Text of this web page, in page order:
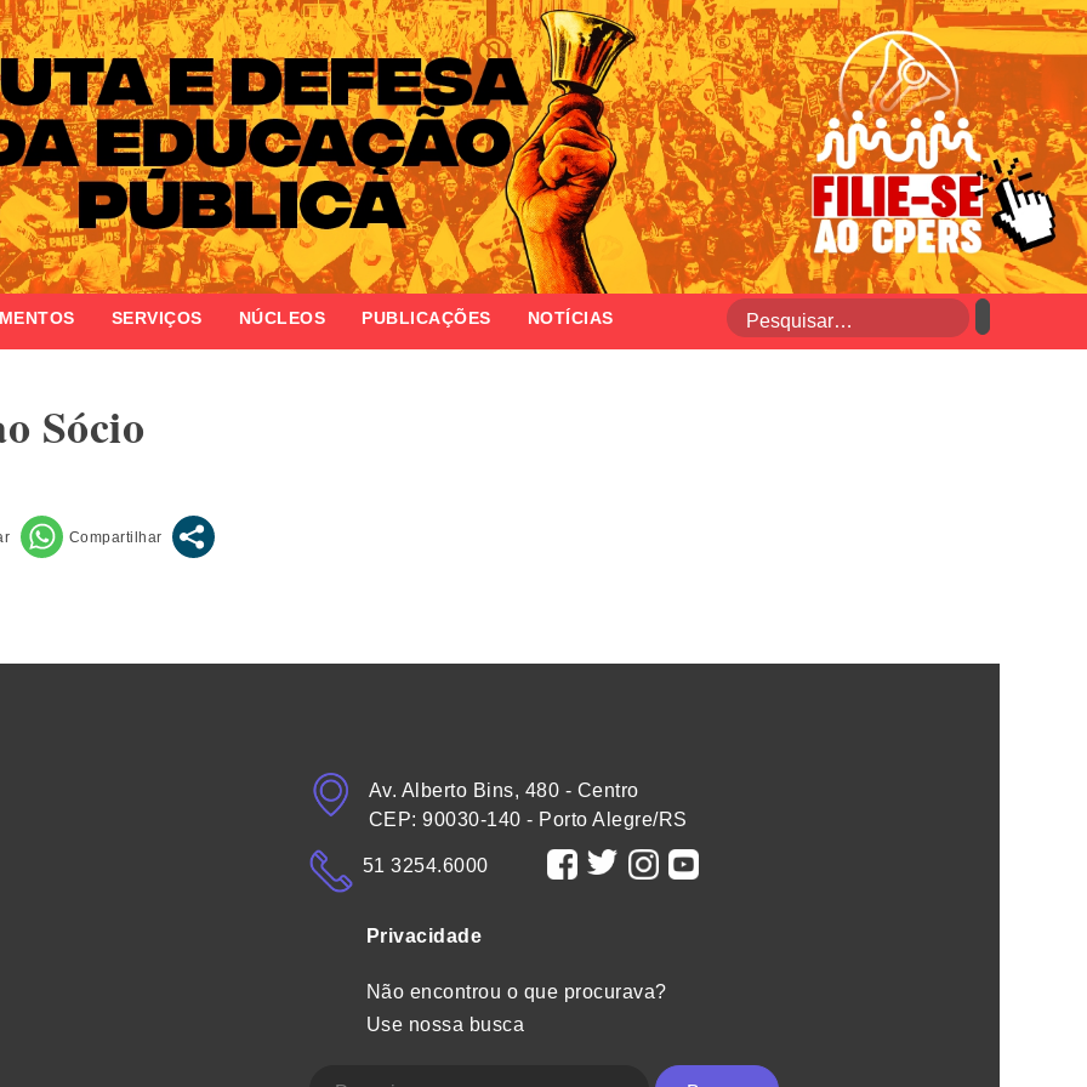
do Estado do Rio Grande do Sul
SERVIÇOS NÚCLEOS PUBLICAÇÕES NOTÍCIAS
Sócio
Av. Alberto Bins, 480 - Centro
CEP: 90030-140 - Porto Alegre/RS
51 3254.6000
Privacidade
Não encontrou o que procurava?
Use nossa busca